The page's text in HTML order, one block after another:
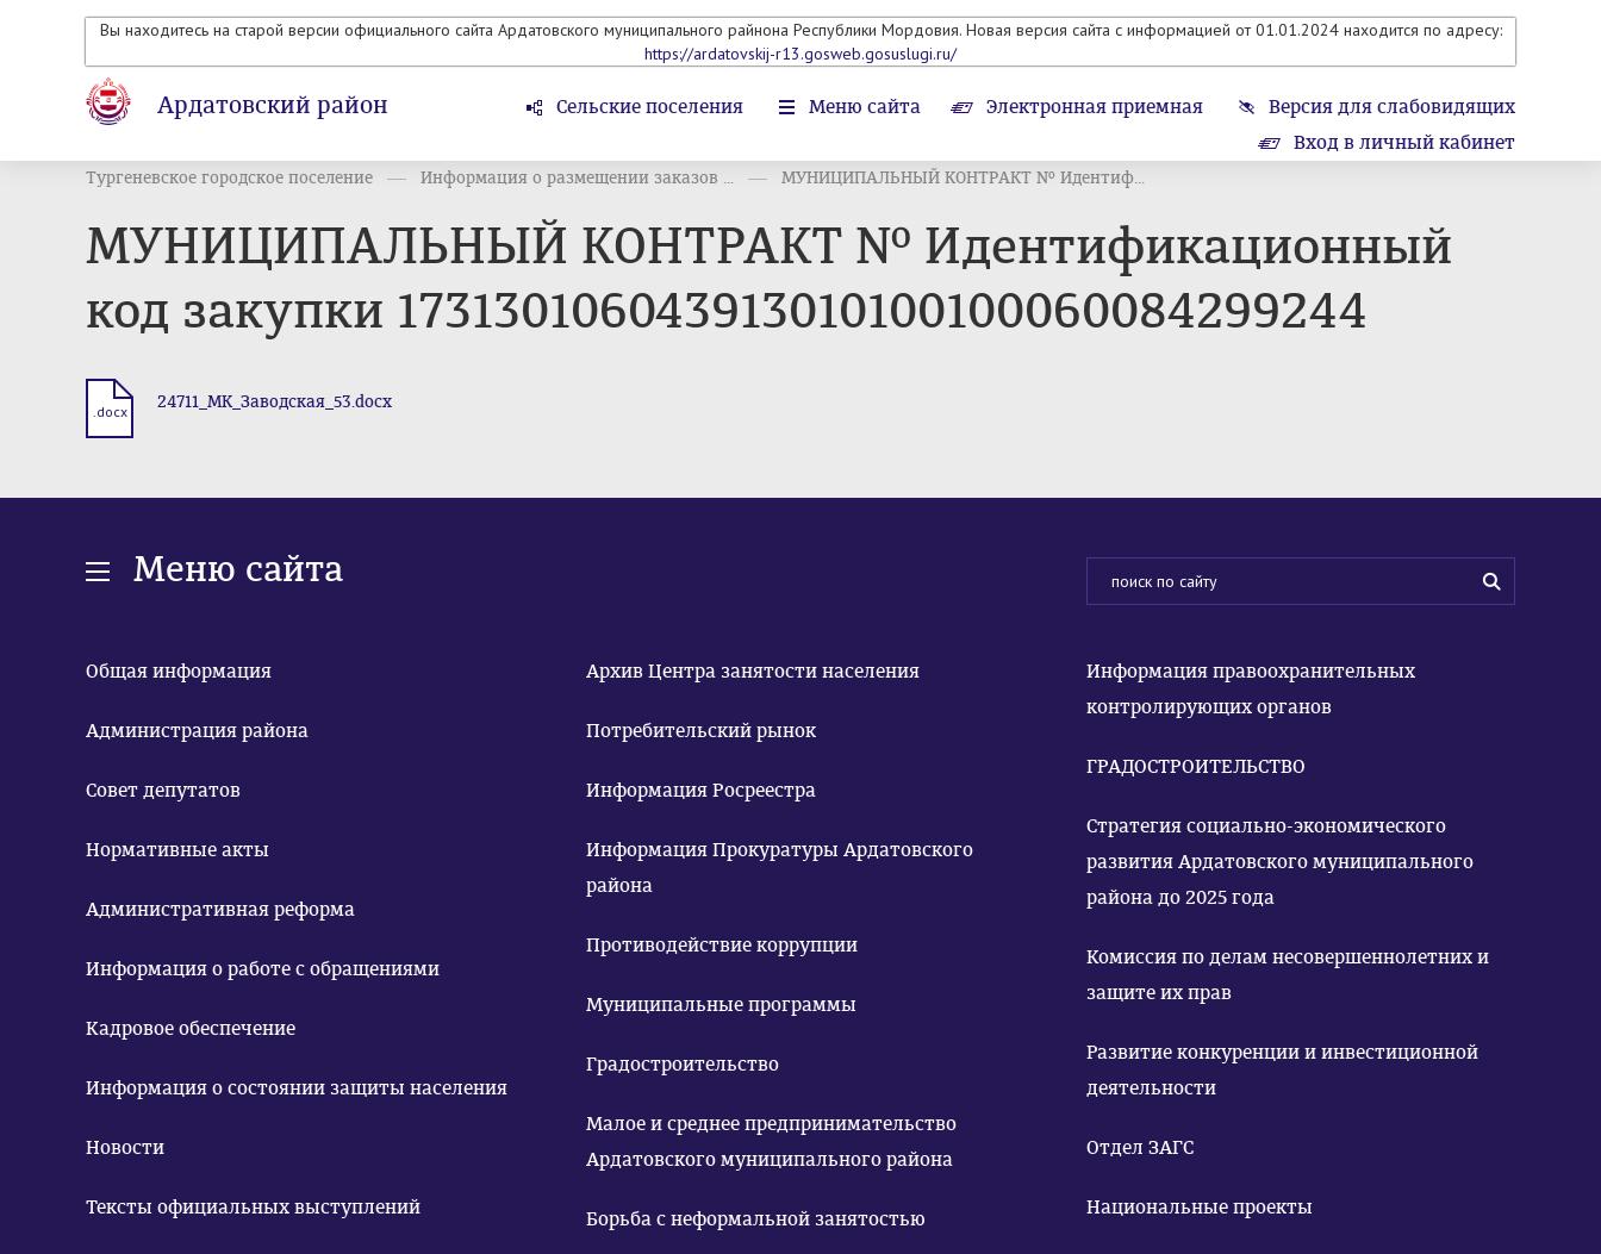
Вы находитесь на старой версии официального сайта Ардатовского муниципального райнона Республики Мордовия. Новая версия сайта с информацией от 01.01.2024 находится по адресу:
https://ardatovskij-r13.gosweb.gosuslugi.ru/
Ардатовский район Сельские поселения Меню сайта Электронная приемная
Версия для слабовидящих
Вход в личный кабинет
Тургеневское городское поселение Информация о размещении заказов ... МУНИЦИПАЛЬНЫЙ КОНТРАКТ № Идентиф...
МУНИЦИПАЛЬНЫЙ КОНТРАКТ № Идентификационный
код закупки 173130106043913010100100060084299244
.docx 24711_МК_Заводская_53.docx
Меню сайта
Общая информация
Администрация района
Совет депутатов
Нормативные акты
Административная реформа
Информация о работе с обращениями
Кадровое обеспечение
Информация о состоянии защиты населения
Новости
Тексты официальных выступлений
Архив Центра занятости населения
Потребительский рынок
Информация Росреестра
Информация Прокуратуры Ардатовского
района
Противодействие коррупции
Муниципальные программы
Градостроительство
Малое и среднее предпринимательство
Ардатовского муниципального района
Борьба с неформальной занятостью
Информация правоохранительных
контролирующих органов
ГРАДОСТРОИТЕЛЬСТВО
Стратегия социально-экономического
развития Ардатовского муниципального
района до 2025 года
Комиссия по делам несовершеннолетних и
защите их прав
Развитие конкуренции и инвестиционной
деятельности
Отдел ЗАГС
Национальные проекты